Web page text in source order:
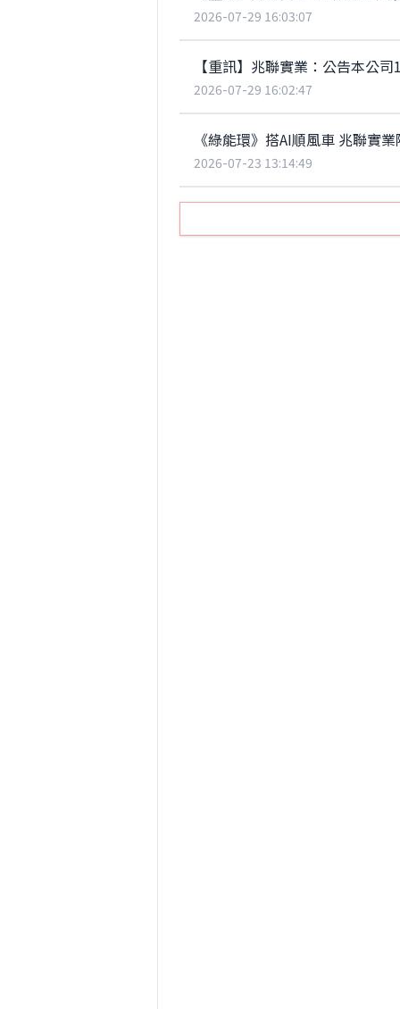
2026-07-29 16:03:07
【重訊】兆聯實業：公告本公
2026-07-29 16:02:47
《綠能環》搭AI順風車 兆聯實
2026-07-23 13:14:49